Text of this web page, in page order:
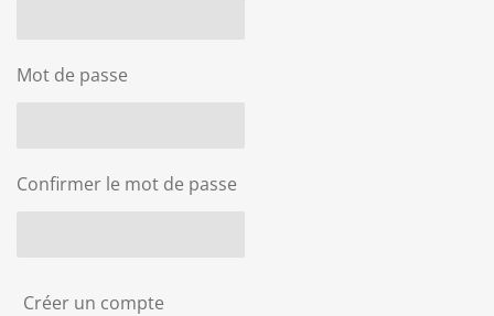
Mot de passe
Confirmer le mot de passe
Créer un compte